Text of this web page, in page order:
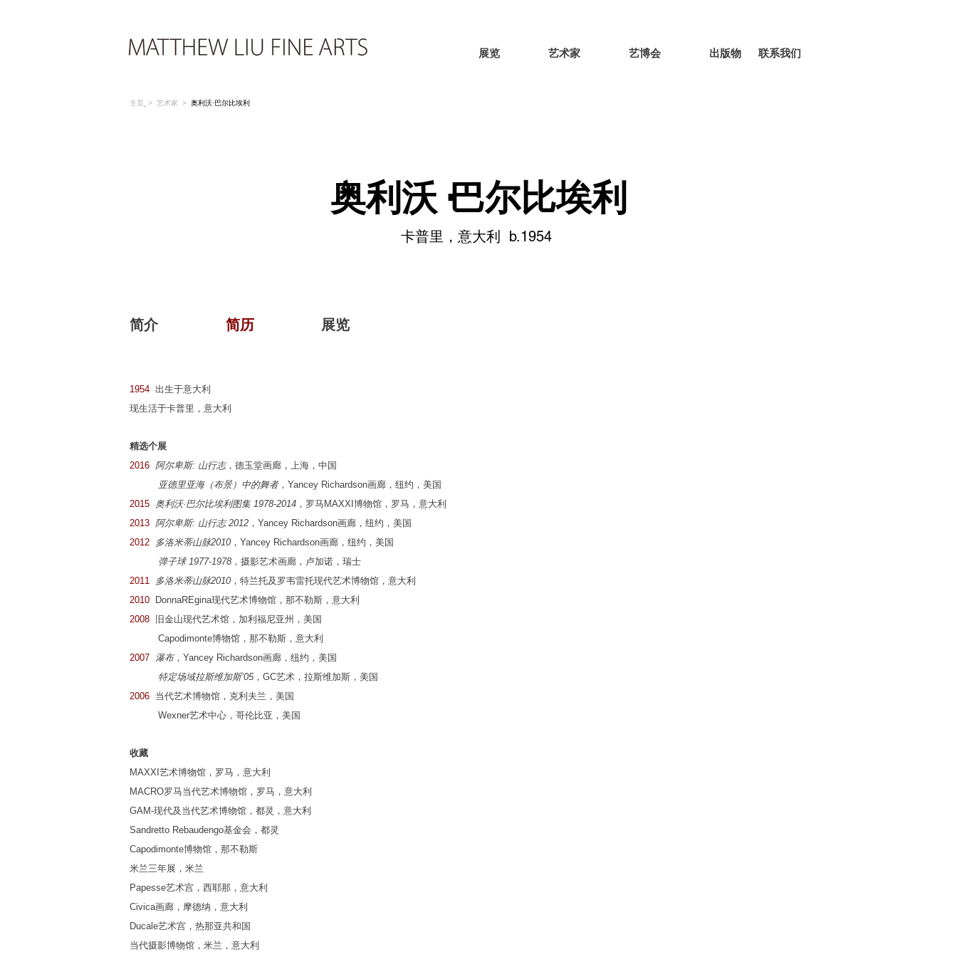
展览 艺术家 艺博会 出版物 联系我们
主页 > 艺术家 > 奥利沃·巴尔比埃利
奥利沃·巴尔比埃利
卡普里，意大利 b.1954
简介 展览
简历
1954 出生于意大利
现生活于卡普里，意大利
精选个展
2016 阿尔卑斯: 山行志，德玉堂画廊，上海，中国
亚德里亚海（布景）中的舞者，Yancey Richardson画廊，纽约，美国
2015 奥利沃·巴尔比埃利图集 1978-2014 ，罗马MAXXI博物馆，罗马，意大利
2013 阿尔卑斯: 山行志 2012 ，Yancey Richardson画廊，纽约，美国
2012
多洛米蒂山脉2010 ，Yancey Richardson画廊，纽约，美国
弹子球 1977-1978 ，摄影艺术画廊，卢加诺，瑞士
2011
多洛米蒂山脉2010 ，特兰托及罗韦雷托现代艺术博物馆，意大利
2010
DonnaREgina现代艺术博物馆，那不勒斯，意大利
2008
旧金山现代艺术馆，加利福尼亚州，美国
Capodimonte博物馆，那不勒斯，意大利
2007 瀑布，Yancey Richardson画廊，纽约，美国
特定场域拉斯维加斯’05，GC艺术，拉斯维加斯，美国
2006 当代艺术博物馆，克利夫兰，美国
Wexner艺术中心，哥伦比亚，美国
收藏
MAXXI艺术博物馆，罗马，意大利
MACRO罗马当代艺术博物馆，罗马，意大利
GAM-现代及当代艺术博物馆，都灵，意大利
Sandretto Rebaudengo基金会，都灵
Capodimonte博物馆，那不勒斯
米兰三年展，米兰
Papesse艺术宫，西耶那，意大利
Civica画廊，摩德纳，意大利
Ducale艺术宫，热那亚共和国
当代摄影博物馆，米兰，意大利